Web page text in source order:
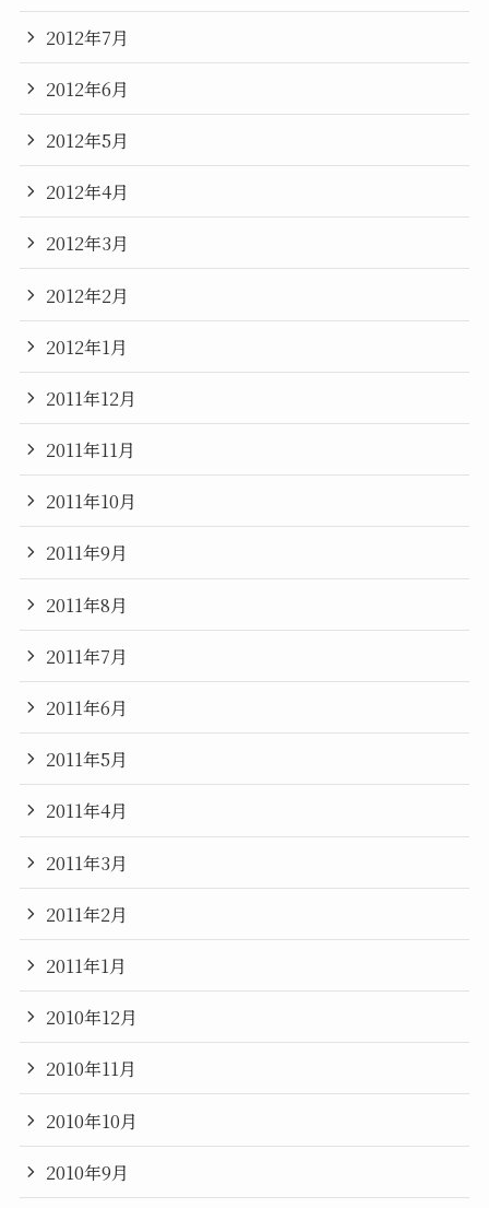
2012年7月
2012年6月
2012年5月
2012年4月
2012年3月
2012年2月
2012年1月
2011年12月
2011年11月
2011年10月
2011年9月
2011年8月
2011年7月
2011年6月
2011年5月
2011年4月
2011年3月
2011年2月
2011年1月
2010年12月
2010年11月
2010年10月
2010年9月